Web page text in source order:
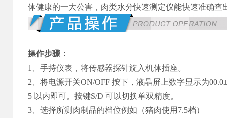
体健康的一大公害，肉类水分快速测定仪能快速准确查
操作步骤：
1、手持仪表，将传感器探针旋入机体插座。
2、将电源开关ON/OFF 按下，液晶屏上数字显示为
5 以内即可。按键S/D 可以切换单双精度。
3、选择所测肉制品的档位例如（猪肉使用7.5档）